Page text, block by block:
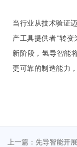
当行业从技术验证
产工具提供者”转变
新阶段，氢导智能
更可靠的制造能力
上一篇：先导智能开